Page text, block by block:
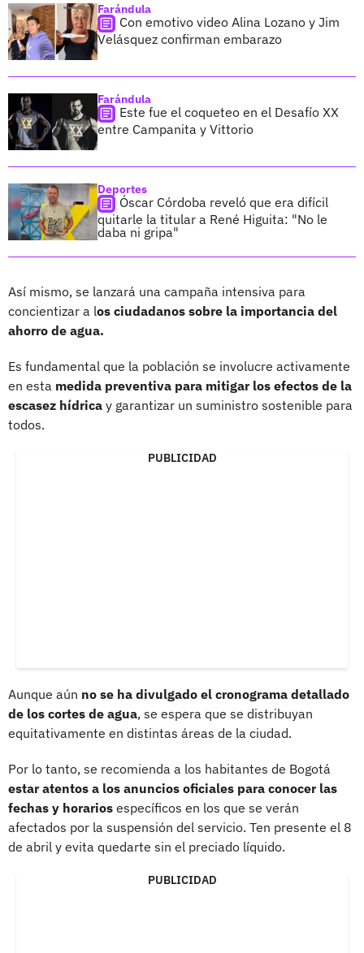
Farándula
Con emotivo video Alina Lozano y Jim
Velásquez confirman embarazo
Farándula
Este fue el coqueteo en el Desafío XX
entre Campanita y Vittorio
Deportes
Óscar Córdoba reveló que era difícil
quitarle la titular a René Higuita: "No le
daba ni gripa"
Así mismo, se lanzará una campaña intensiva para
concientizar a los ciudadanos sobre la importancia del
ahorro de agua.
Es fundamental que la población se involucre activamente
en esta medida preventiva para mitigar los efectos de la
escasez hídrica y garantizar un suministro sostenible para
todos.
PUBLICIDAD
Aunque aún no se ha divulgado el cronograma detallado
de los cortes de agua, se espera que se distribuyan
equitativamente en distintas áreas de la ciudad.
Por lo tanto, se recomienda a los habitantes de Bogotá
estar atentos a los anuncios oficiales para conocer las
fechas y horarios específicos en los que se verán
afectados por la suspensión del servicio. Ten presente el 8
de abril y evita quedarte sin el preciado líquido.
PUBLICIDAD